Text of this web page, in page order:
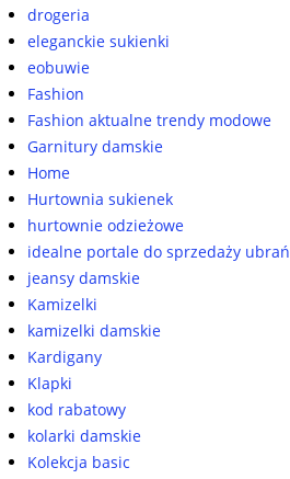
drogeria
eleganckie sukienki
eobuwie
Fashion
Fashion aktualne trendy modowe
Garnitury damskie
Home
Hurtownia sukienek
hurtownie odzieżowe
idealne portale do sprzedaży ubrań
jeansy damskie
Kamizelki
kamizelki damskie
Kardigany
Klapki
kod rabatowy
kolarki damskie
Kolekcja basic